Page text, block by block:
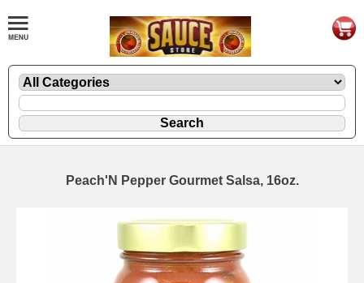
Peach'N Pepper Gourmet Salsa, 16oz.